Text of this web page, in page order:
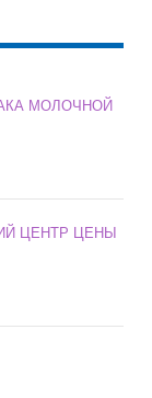
МОЛОЧНОЙ
ЦЕНТР ЦЕНЫ